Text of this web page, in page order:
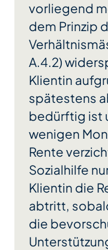
vorliegend
dem Prinzip
A.4.2)
Klientin
spätestens
bedürftig ist
wenigen
Rente
Sozialhilfe
Klientin die
abtritt,
die